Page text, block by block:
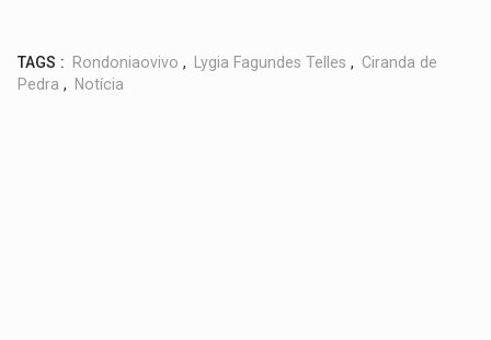
TAGS : Rondoniaovivo , Lygia Fagundes Telles , Ciranda de
Pedra , Notícia